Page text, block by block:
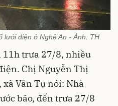
lưới điện ở Nghệ An - Ảnh: TH
11h trưa 27/8, nhiều
Chị Nguyễn Thị
Vân Tụ nói: Nhà
bão, đến trưa 27/8